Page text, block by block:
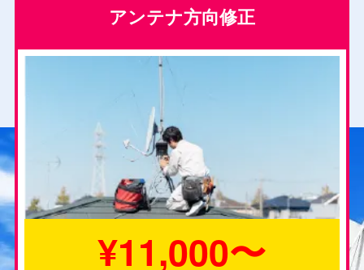
アンテナ方向修正
¥11,000〜